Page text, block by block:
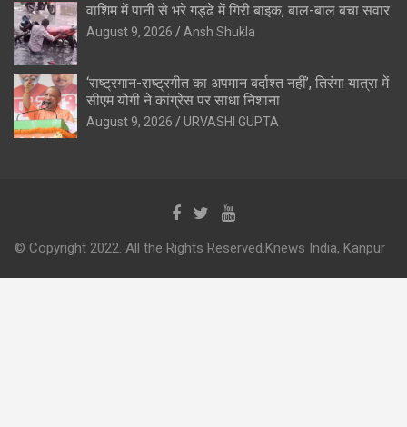
वाशिम में पानी से भरे गड्ढे में गिरी बाइक, बाल-बाल बचा सवार
August 9, 2026 Ansh Shukla
‘राष्ट्रगान-राष्ट्रगीत का अपमान बर्दाश्त नहीं’, तिरंगा यात्रा में
सीएम योगी ने कांग्रेस पर साधा निशाना
August 9, 2026 URVASHI GUPTA
© Copyright 2022. All the Rights Reserved.Knews India, Kanpur